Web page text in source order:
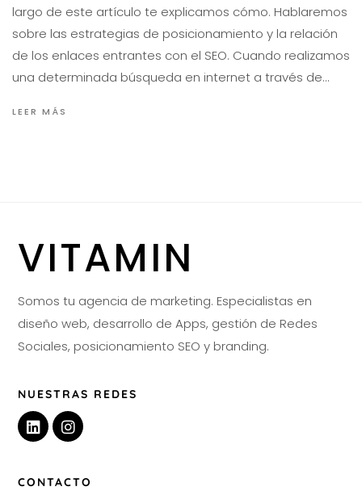
largo de este artículo te explicamos cómo. Hablaremos
sobre las estrategias de posicionamiento y la relación
de los enlaces entrantes con el SEO. Cuando realizamos
una determinada búsqueda en internet a través de…
LEER MÁS
VITAMIN
Somos tu agencia de marketing. Especialistas en
diseño web, desarrollo de Apps, gestión de Redes
Sociales, posicionamiento SEO y branding.
NUESTRAS REDES
CONTACTO